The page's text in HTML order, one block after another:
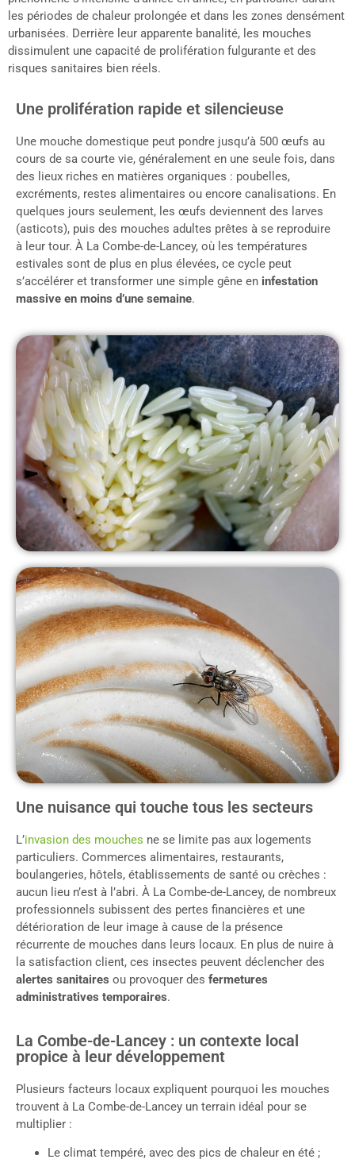
les périodes de chaleur prolongée et dans les zones densément
urbanisées. Derrière leur apparente banalité, les mouches
dissimulent une capacité de prolifération fulgurante et des
risques sanitaires bien réels.
Une prolifération rapide et silencieuse
Une mouche domestique peut pondre jusqu’à 500 œufs au
cours de sa courte vie, généralement en une seule fois, dans
des lieux riches en matières organiques : poubelles,
excréments, restes alimentaires ou encore canalisations. En
quelques jours seulement, les œufs deviennent des larves
(asticots), puis des mouches adultes prêtes à se reproduire
à leur tour. À La Combe-de-Lancey, où les températures
estivales sont de plus en plus élevées, ce cycle peut
s’accélérer et transformer une simple gêne en infestation
massive en moins d’une semaine.
Une nuisance qui touche tous les secteurs
L’invasion des mouches ne se limite pas aux logements
particuliers. Commerces alimentaires, restaurants,
boulangeries, hôtels, établissements de santé ou crèches :
aucun lieu n’est à l’abri. À La Combe-de-Lancey, de nombreux
professionnels subissent des pertes financières et une
détérioration de leur image à cause de la présence
récurrente de mouches dans leurs locaux. En plus de nuire à
la satisfaction client, ces insectes peuvent déclencher des
alertes sanitaires ou provoquer des fermetures
administratives temporaires.
La Combe-de-Lancey : un contexte local
propice à leur développement
Plusieurs facteurs locaux expliquent pourquoi les mouches
trouvent à La Combe-de-Lancey un terrain idéal pour se
multiplier :
Le climat tempéré, avec des pics de chaleur en été ;